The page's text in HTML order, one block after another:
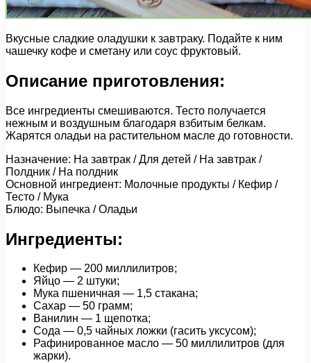
Вкусные сладкие оладушки к завтраку. Подайте к ним
чашечку кофе и сметану или соус фруктовый.
Описание приготовления:
Все ингредиенты смешиваются. Тесто получается
нежным и воздушным благодаря взбитым белкам.
Жарятся оладьи на растительном масле до готовности.
Назначение: На завтрак / Для детей / На завтрак /
Полдник / На полдник
Основной ингредиент: Молочные продукты / Кефир /
Тесто / Мука
Блюдо: Выпечка / Оладьи
Ингредиенты:
Кефир — 200 миллилитров;
Яйцо — 2 штуки;
Мука пшеничная — 1,5 стакана;
Сахар — 50 грамм;
Ванилин — 1 щепотка;
Сода — 0,5 чайных ложки (гасить уксусом);
Рафинированное масло — 50 миллилитров (для
жарки).